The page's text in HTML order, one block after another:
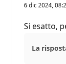
6 dic 2024,
Si esatto,
La